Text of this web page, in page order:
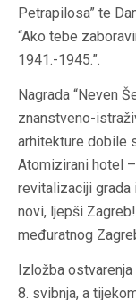
Petrapilosa” te
“Ako tebe
1941.-1945.”.
Nagrada “Neven
znanstveno-
arhitekture dobile
Atomizirani hotel
revitalizaciji grada
novi, ljepši
međuratnog
Izložba
8. svibnja, a